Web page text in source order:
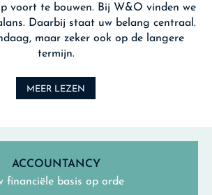
voort te bouwen. Bij W&O vinden we
Daarbij staat uw belang centraal.
maar zeker ook op de langere
termijn.
MEER LEZEN
ACCOUNTANCY
financiële basis op orde